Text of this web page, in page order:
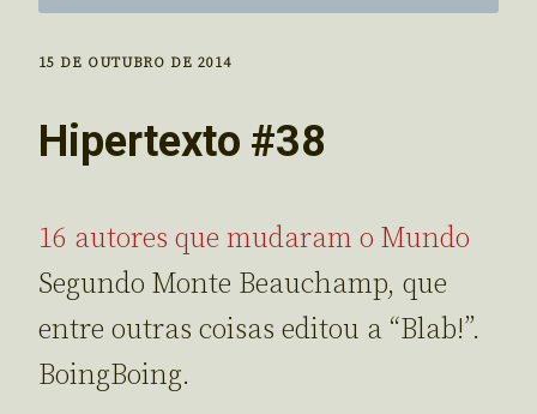
15 DE OUTUBRO DE 2014
Hipertexto #38
16 autores que mudaram o Mundo
Segundo Monte Beauchamp, que
entre outras coisas editou a “Blab!”.
BoingBoing.